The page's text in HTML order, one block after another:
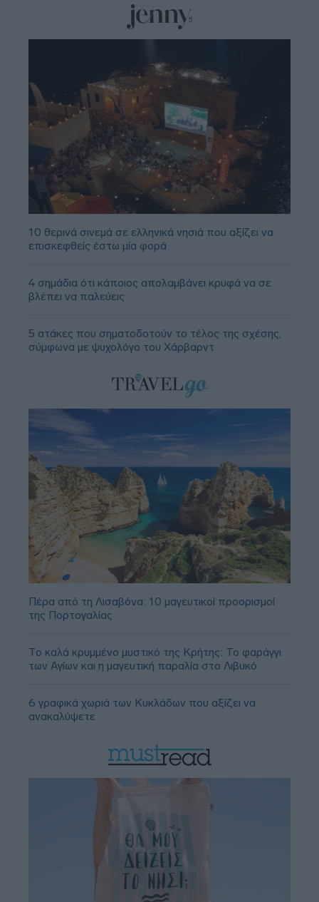
10 θερινά σινεμά σε ελληνικά νησιά που αξίζει να
επισκεφθείς έστω μία φορά
4 σημάδια ότι κάποιος απολαμβάνει κρυφά να σε
βλέπει να παλεύεις
5 ατάκες που σηματοδοτούν το τέλος της σχέσης,
σύμφωνα με ψυχολόγο του Χάρβαρντ
Πέρα από τη Λισαβόνα: 10 μαγευτικοί προορισμοί
της Πορτογαλίας
Το καλά κρυμμένο μυστικό της Κρήτης: Το φαράγγι
των Αγίων και η μαγευτική παραλία στο Λιβυκό
6 γραφικά χωριά των Κυκλάδων που αξίζει να
ανακαλύψετε